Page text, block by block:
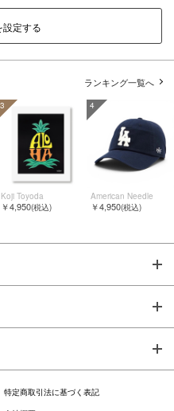
設定する
ランキング一覧へ
3
Koji Toyoda
￥4,950(税込)
4
American Needle
￥4,950(税込)
特定商取引法に基づく表記